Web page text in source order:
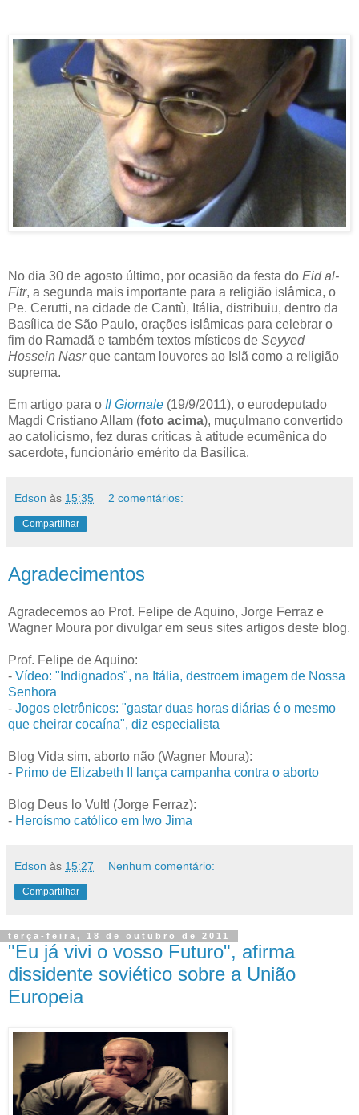
No dia 30 de agosto último, por ocasião da festa do Eid al-
Fitr, a segunda mais importante para a religião islâmica, o
Pe. Cerutti, na cidade de Cantù, Itália, distribuiu, dentro da
Basílica de São Paulo, orações islâmicas para celebrar o
fim do Ramadã e também textos místicos de Seyyed
Hossein Nasrque cantam louvores ao Islã como a religião
suprema.
Em artigo para o Il Giornale (19/9/2011), o eurodeputado
Magdi Cristiano Allam (foto acima), muçulmano convertido
ao catolicismo, fez duras críticas à atitude ecumênica do
sacerdote, funcionário emérito da Basílica.
Edson às 15:35 2 comentários:
Compartilhar
Agradecimentos
Agradecemos ao Prof. Felipe de Aquino, Jorge Ferraz e
Wagner Moura por divulgar em seus sites artigos deste blog.
Prof. Felipe de Aquino:
- Vídeo: "Indignados", na Itália, destroem imagem de Nossa
Senhora
- Jogos eletrônicos: "gastar duas horas diárias é o mesmo
que cheirar cocaína", diz especialista
Blog Vida sim, aborto não (Wagner Moura):
- Primo de Elizabeth II lança campanha contra o aborto
Blog Deus lo Vult! (Jorge Ferraz):
- Heroísmo católico em Iwo Jima
Edson às 15:27 Nenhum comentário:
Compartilhar
terça-feira, 18 de outubro de 2011
"Eu já vivi o vosso Futuro", afirma
dissidente soviético sobre a União
Europeia